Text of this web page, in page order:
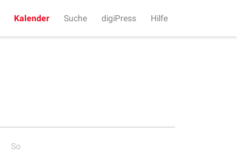
Kalender Suche digiPress Hilfe
So